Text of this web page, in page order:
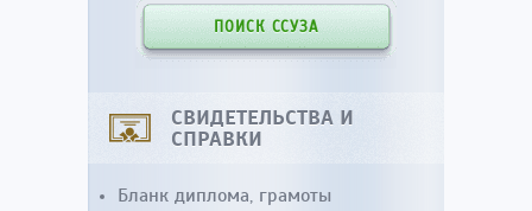
ПОИСК ССУЗА
СВИДЕТЕЛЬСТВА И
СПРАВКИ
Бланк диплома, грамоты